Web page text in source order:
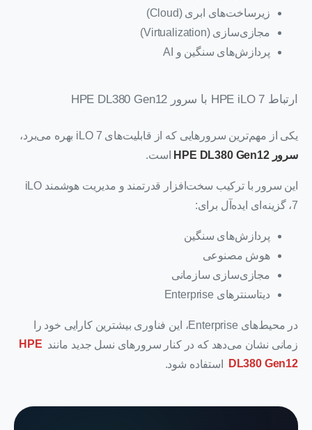
زیرساخت‌های ابری (Cloud)
مجازی‌سازی (Virtualization)
پردازش‌های سنگین و AI
ارتباط HPE iLO 7 با سرور HPE DL380 Gen12
یکی از مهم‌ترین سرورهایی که از قابلیت‌های iLO 7 بهره می‌برد،
سرور HPE DL380 Gen12
است.
این سرور با ترکیب سخت‌افزار قدرتمند و مدیریت هوشمند iLO
7، گزینه‌ای ایده‌آل برای:
پردازش‌های سنگین
هوش مصنوعی
مجازی‌سازی سازمانی
دیتاسنترهای Enterprise
در محیط‌های Enterprise، این فناوری بیشترین کارایی خود را
زمانی نشان می‌دهد که در کنار سرورهای نسل جدید مانند HPE
DL380 Gen12
استفاده شود.